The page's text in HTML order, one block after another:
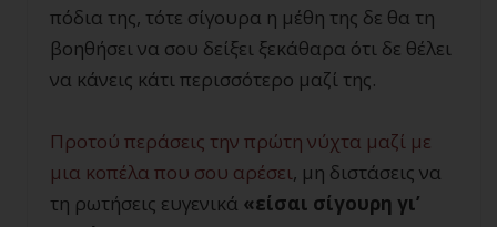
πόδια της, τότε σίγουρα η μέθη της δε θα τη
βοηθήσει να σου δείξει ξεκάθαρα ότι δε θέλει
να κάνεις κάτι περισσότερο μαζί της.
Προτού περάσεις την πρώτη νύχτα μαζί με
μια κοπέλα που σου αρέσει, μη διστάσεις να
τη ρωτήσεις ευγενικά «είσαι σίγουρη γι’